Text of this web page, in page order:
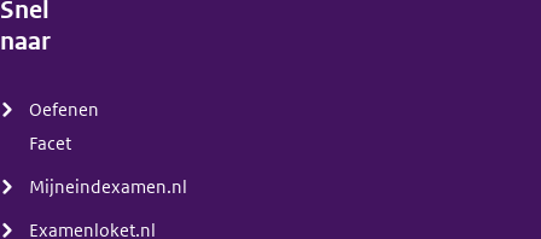
Snel
naar
Oefenen
Facet
Mijneindexamen.nl
Examenloket.nl